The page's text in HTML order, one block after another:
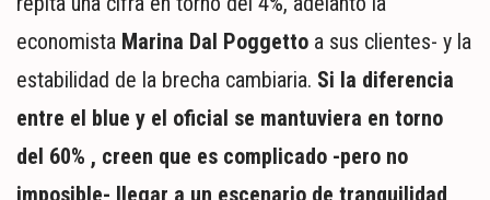
economista Marina Dal Poggetto a sus clientes- y la
estabilidad de la brecha cambiaria. Si la diferencia
entre el blue y el oficial se mantuviera en torno
del 60% , creen que es complicado -pero no
imposible- llegar a un escenario de tranquilidad